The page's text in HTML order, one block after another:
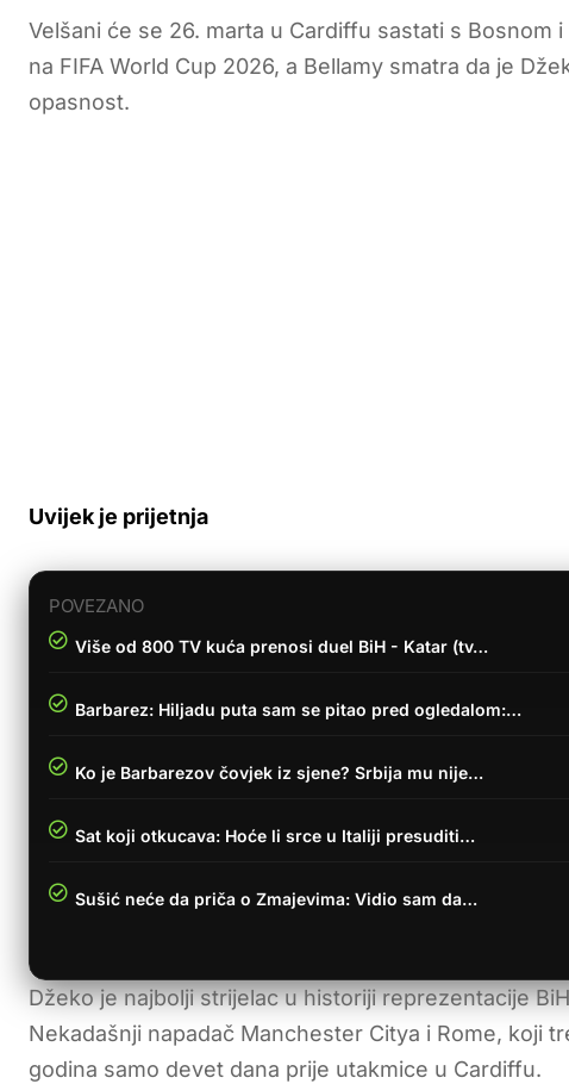
Velšani će se 26. marta u Cardiffu sastati s Bosnom
na FIFA World Cup 2026, a Bellamy smatra da je
opasnost.
Uvijek je prijetnja
POVEZANO
Više od 800 TV kuća prenosi duel BiH - Katar (tv…
Barbarez: Hiljadu puta sam se pitao pred ogledalom:…
Ko je Barbarezov čovjek iz sjene? Srbija mu nije…
Sat koji otkucava: Hoće li srce u Italiji presuditi…
Sušić neće da priča o Zmajevima: Vidio sam da…
Džeko je najbolji strijelac u historiji reprezentacije
Nekadašnji napadač Manchester Citya i Rome, koji
godina samo devet dana prije utakmice u Cardiffu.